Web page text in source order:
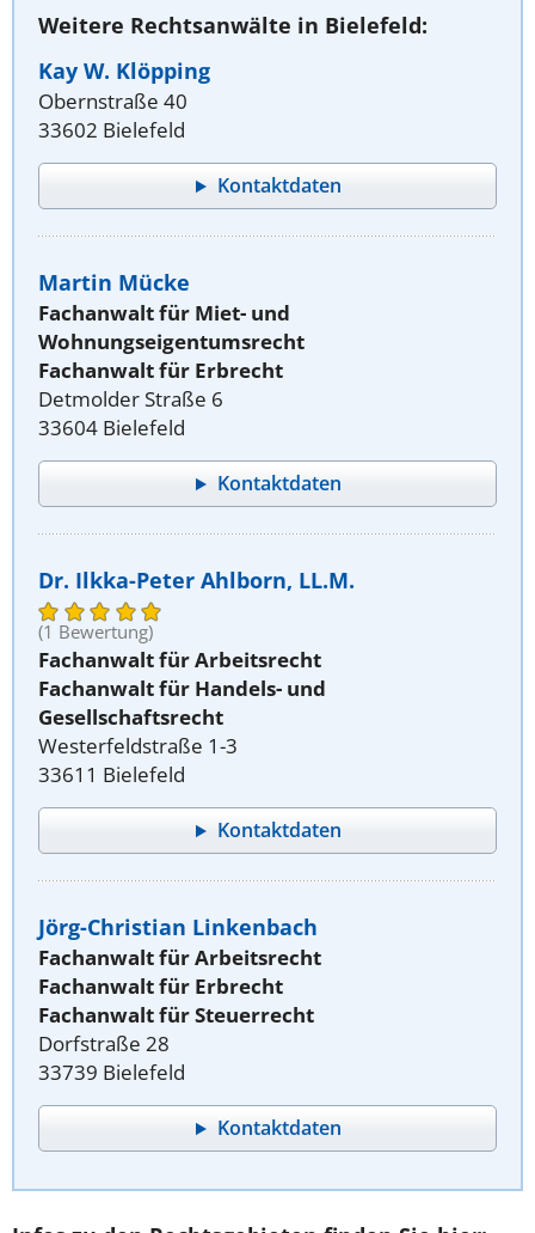
Weitere Rechtsanwälte in Bielefeld:
Kay W. Klöpping
Obernstraße 40
33602 Bielefeld
Kontaktdaten
Martin Mücke
Fachanwalt für Miet- und
Wohnungseigentumsrecht
Fachanwalt für Erbrecht
Detmolder Straße 6
33604 Bielefeld
Kontaktdaten
Dr. Ilkka-Peter Ahlborn, LL.M.
(1 Bewertung)
Fachanwalt für Arbeitsrecht
Fachanwalt für Handels- und
Gesellschaftsrecht
Westerfeldstraße 1-3
33611 Bielefeld
Kontaktdaten
Jörg-Christian Linkenbach
Fachanwalt für Arbeitsrecht
Fachanwalt für Erbrecht
Fachanwalt für Steuerrecht
Dorfstraße 28
33739 Bielefeld
Kontaktdaten